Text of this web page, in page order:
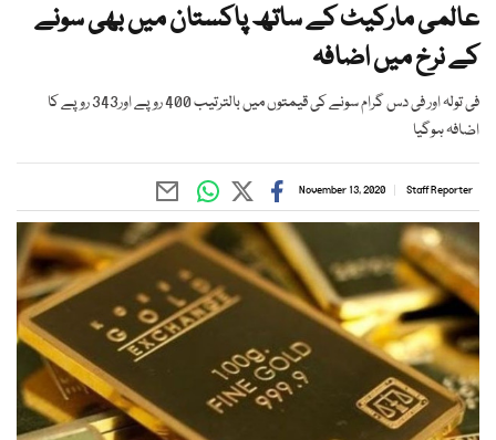
عالمی مارکیٹ کے ساتھ پاکستان میں بھی سونے
کے نرخ میں اضافہ
فی تولہ اور فی دس گرام سونے کی قیمتوں میں بالترتیب 400 روپے اور343 روپے کا
اضافہ ہوگیا
Staff Reporter
November 13, 2020